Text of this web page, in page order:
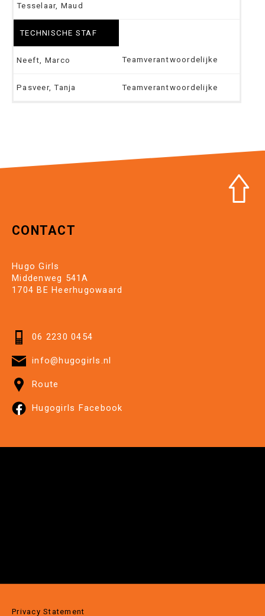
Tesselaar, Maud
TECHNISCHE STAF
Neeft, Marco Teamverantwoordelijke
Pasveer, Tanja Teamverantwoordelijke
CONTACT
Hugo Girls
Middenweg 541A
1704 BE Heerhugowaard
06 2230 0454
info@hugogirls.nl
Route
Hugogirls Facebook
Privacy Statement